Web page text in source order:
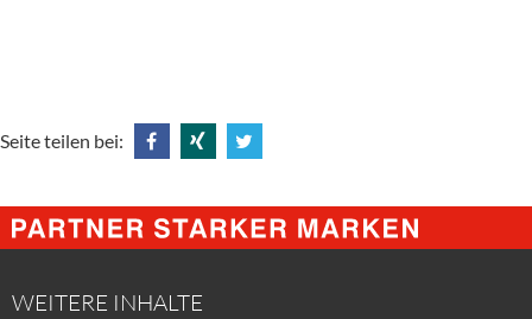
Seite teilen bei:
@
Facebook
@
Xing
@
Twitter
WEITERE INHALTE